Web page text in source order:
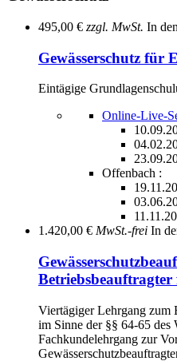
495,00 € zzgl. MwSt. In
Gewässerschutz für
Eintägige
Online-Live-
Offenbach :
1.420,00 € MwSt.-frei In
Betriebsbeauftragter
Viertägiger Lehrgang zum
im Sinne der §§ 64-65 des
Fachkundelehrgang zur